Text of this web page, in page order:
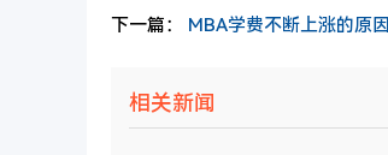
下一篇： MBA学费不断上涨的原因
相关新闻